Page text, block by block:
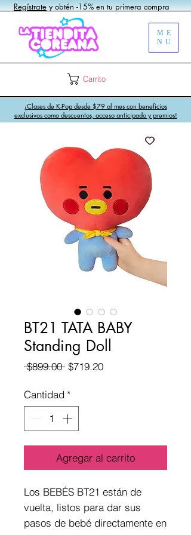
Regístratey obtén -15% en tu primera compra
ME
NU
Carrito
¡Clases de K-Pop desde $79 al mes con beneficios
exclusivos como descuentos, acceso anticipado y premios!
BT21 TATA BABY
Standing Doll
$899.00 Precio
$719.20Precio
Cantidad *
Agregar al carrito
Los BEBÉS BT21 están de
vuelta, listos para dar sus
pasos de bebé directamente en